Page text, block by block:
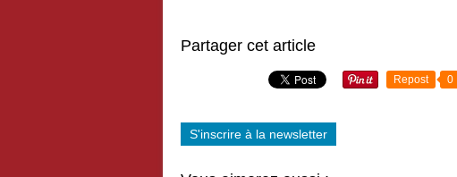
Partager cet article
Repost 0
S'inscrire à la newsletter